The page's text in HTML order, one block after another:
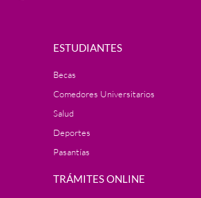
ESTUDIANTES
Becas
Comedores Universitarios
Salud
Deportes
Pasantías
TRÁMITES ONLINE